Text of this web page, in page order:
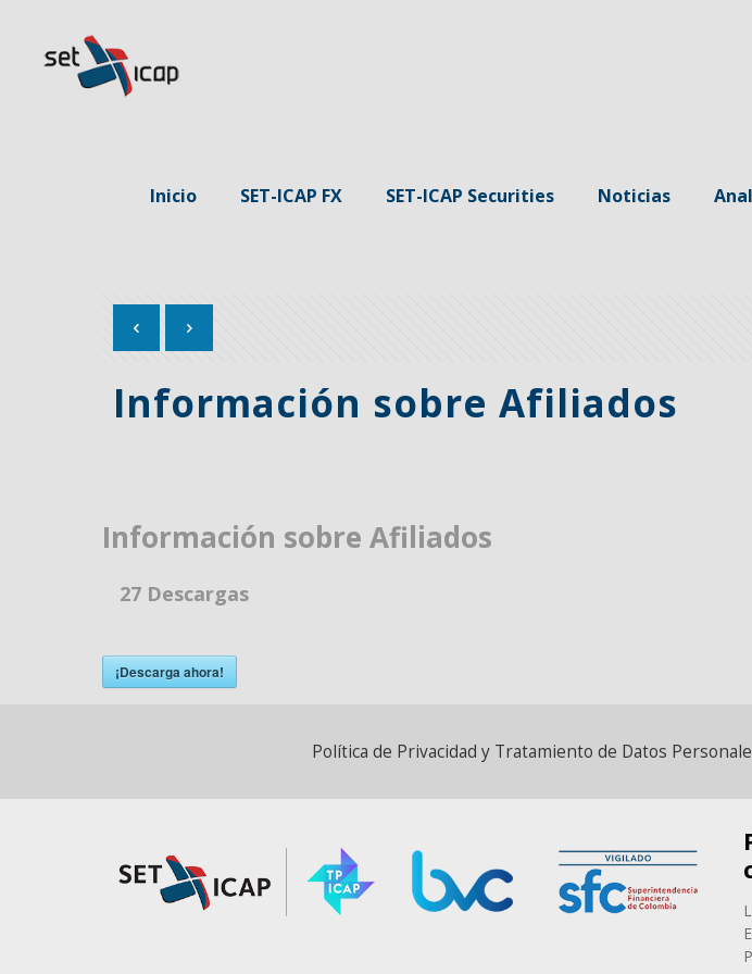
Inicio SET-ICAP FX SET-ICAP Securities Noticias
Información sobre Afiliados
Información sobre Afiliados
27Descargas
¡Descarga ahora!
Política de Privacidad y Tratamiento de Datos